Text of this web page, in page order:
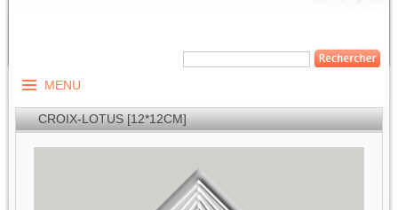
MENU
CROIX-LOTUS [12*12CM]